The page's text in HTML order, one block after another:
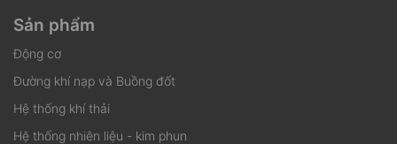
Sản phẩm
Động cơ
Đường khí nạp và Buồng đốt
Hệ thống khí thải
Hệ thống nhiên liệu - kim phun